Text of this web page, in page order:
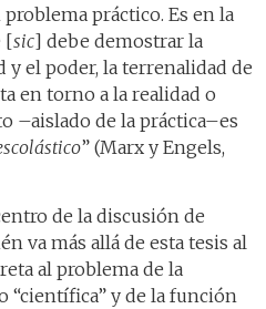
práctico. Es en la
[sic] debe demostrar la
y el poder, la terrenalidad de
en torno a la realidad o
–aislado de la práctica–es
” (Marx y Engels,
de la discusión de
va más allá de esta tesis al
al problema de la
“científica” y de la función